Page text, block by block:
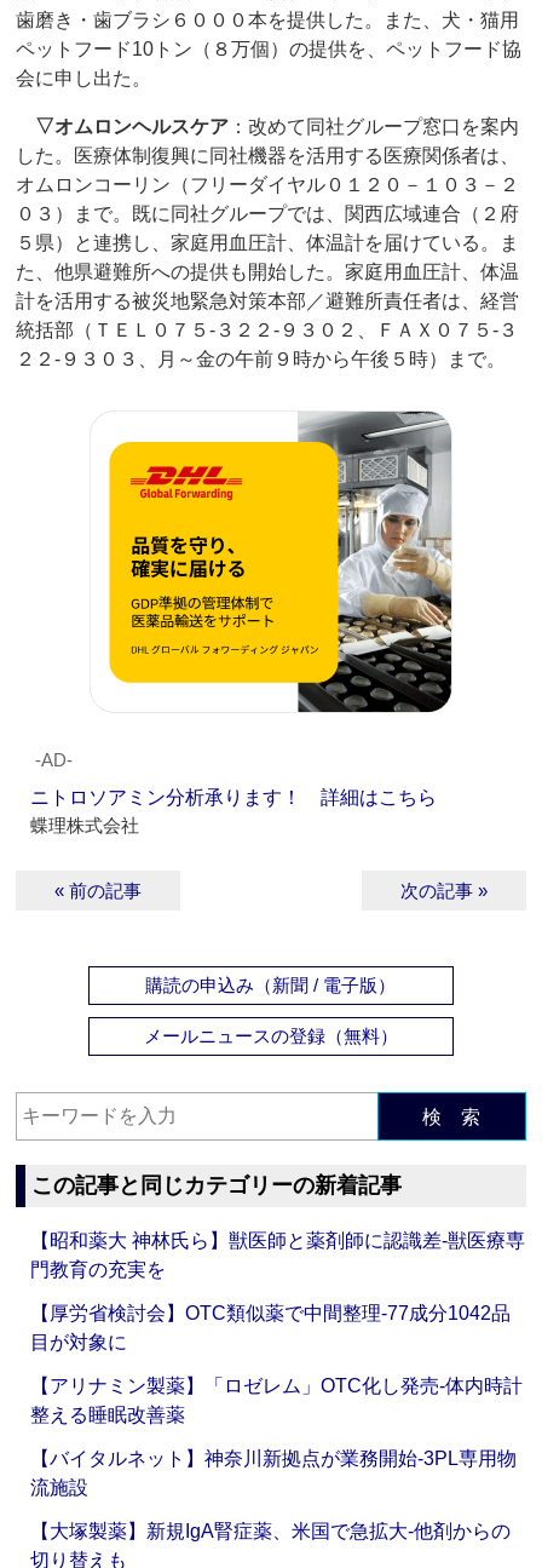
歯磨き・歯ブラシ６０００本を提供した。また、犬・猫用
ペットフード10トン（８万個）の提供を、ペットフード協
会に申し出た。
▽オムロンヘルスケア ：改めて同社グループ窓口を案内
した。医療体制復興に同社機器を活用する医療関係者は、
オムロンコーリン（フリーダイヤル０１２０－１０３－２
０３）まで。既に同社グループでは、関西広域連合（２府
５県）と連携し、家庭用血圧計、体温計を届けている。ま
た、他県避難所への提供も開始した。家庭用血圧計、体温
計を活用する被災地緊急対策本部／避難所責任者は、経営
統括部（ＴＥＬ０７５‐３２２‐９３０２、ＦＡＸ０７５‐３
２２‐９３０３、月～金の午前９時から午後５時）まで。
‐AD‐
ニトロソアミン分析承ります！ 詳細はこちら
蝶理株式会社
« 前の記事 次の記事 »
購読の申込み（新聞 / 電子版）
メールニュースの登録（無料）
検 索
この記事と同じカテゴリーの新着記事
【昭和薬大 神林氏ら】獣医師と薬剤師に認識差‐獣医療専
門教育の充実を
【厚労省検討会】OTC類似薬で中間整理‐77成分1042品
目が対象に
【アリナミン製薬】「ロゼレム」OTC化し発売‐体内時計
整える睡眠改善薬
【バイタルネット】神奈川新拠点が業務開始‐3PL専用物
流施設
【大塚製薬】新規IgA腎症薬、米国で急拡大‐他剤からの
切り替えも